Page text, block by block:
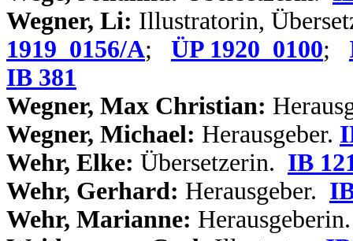
Wegner, Li: Illustratorin,
1919_0156/A; ÜP 1920_0100;
IB 381
Wegner, Max Christian:
Wegner, Michael: Herausgeber.
Wehr, Elke: Übersetzerin. IB
Wehr, Gerhard: Herausgeber.
Wehr, Marianne: